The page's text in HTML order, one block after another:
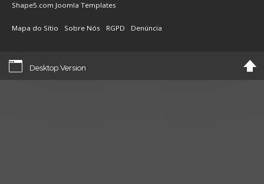
Shape5.com Joomla Templates
Mapa do Sítio Sobre Nós RGPD Denúncia
Desktop Version